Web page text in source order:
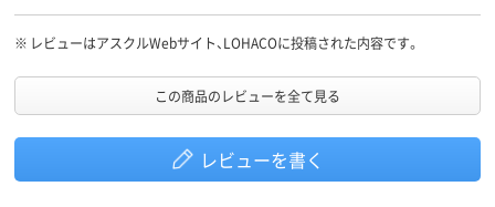
※ レビューはアスクルWebサイト、LOHACOに投稿された内容です。
この商品のレビューを全て見る
レビューを書く